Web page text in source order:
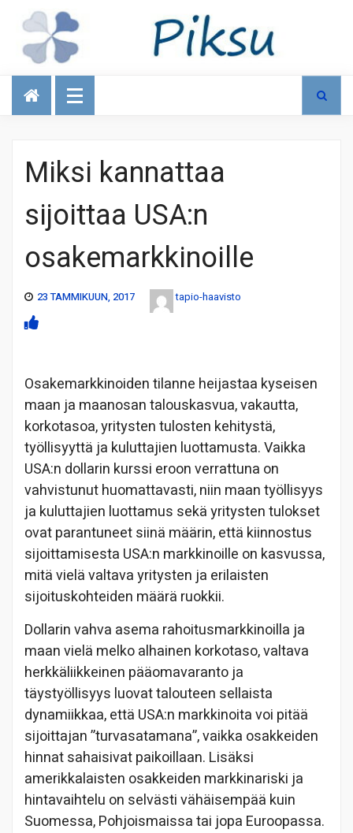
Talous
Miksi kannattaa
sijoittaa USA:n
osakemarkkinoille
23 TAMMIKUUN, 2017 tapio-haavisto
Osakemarkkinoiden tilanne heijastaa kyseisen
maan ja maanosan talouskasvua, vakautta,
korkotasoa, yritysten tulosten kehitystä,
työllisyyttä ja kuluttajien luottamusta. Vaikka
USA:n dollarin kurssi eroon verrattuna on
vahvistunut huomattavasti, niin maan työllisyys
ja kuluttajien luottamus sekä yritysten tulokset
ovat parantuneet siinä määrin, että kiinnostus
sijoittamisesta USA:n markkinoille on kasvussa,
mitä vielä valtava yritysten ja erilaisten
sijoituskohteiden määrä ruokkii.
Dollarin vahva asema rahoitusmarkkinoilla ja
maan vielä melko alhainen korkotaso, valtava
herkkäliikkeinen pääomavaranto ja
täystyöllisyys luovat talouteen sellaista
dynamiikkaa, että USA:n markkinoita voi pitää
sijoittajan ”turvasatamana”, vaikka osakkeiden
hinnat sahaisivat paikoillaan. Lisäksi
amerikkalaisten osakkeiden markkinariski ja
hintavaihtelu on selvästi vähäisempää kuin
Suomessa, Pohjoismaissa tai jopa Euroopassa.